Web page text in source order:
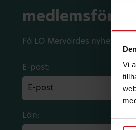
Vi
Få LO Mervärdes
E-post:
Län: